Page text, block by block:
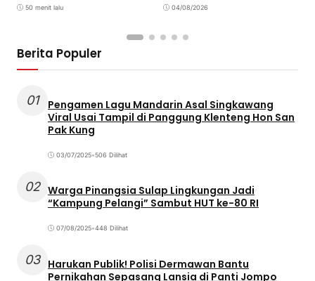
50 menit lalu 04/08/2026
Berita Populer
01
Pengamen Lagu Mandarin Asal Singkawang
Viral Usai Tampil di Panggung Klenteng Hon San
Pak Kung
03/07/2025•506 Dilihat
02 Warga Pinangsia Sulap Lingkungan Jadi
“Kampung Pelangi” Sambut HUT ke-80 RI
07/08/2025•448 Dilihat
03 Harukan Publik! Polisi Dermawan Bantu
Pernikahan Sepasang Lansia di Panti Jompo